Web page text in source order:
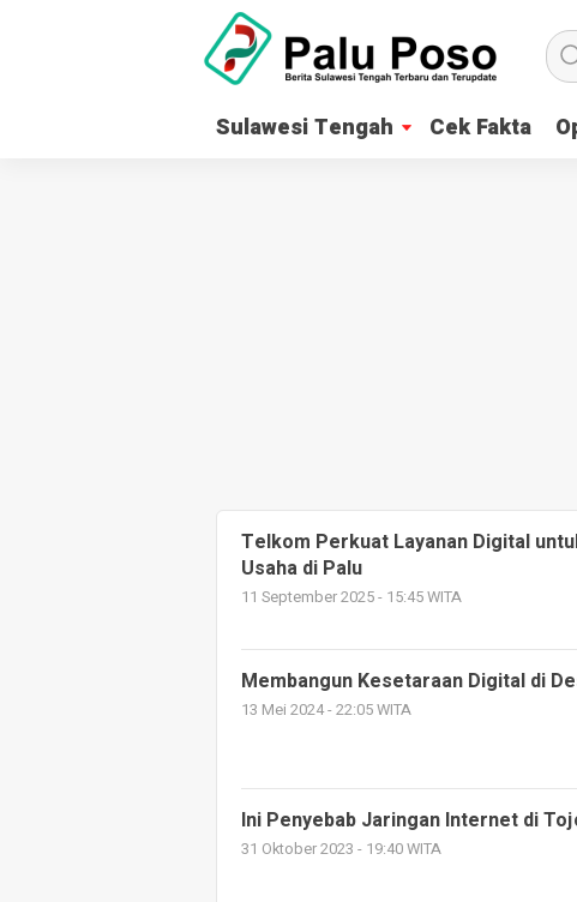
Sulawesi Tengah Cek Fakta
Telkom Perkuat Layanan Digital
Usaha di Palu
11 September 2025 - 15:45 WITA
Membangun Kesetaraan Digital di
13 Mei 2024 - 22:05 WITA
Ini Penyebab Jaringan Internet di
31 Oktober 2023 - 19:40 WITA